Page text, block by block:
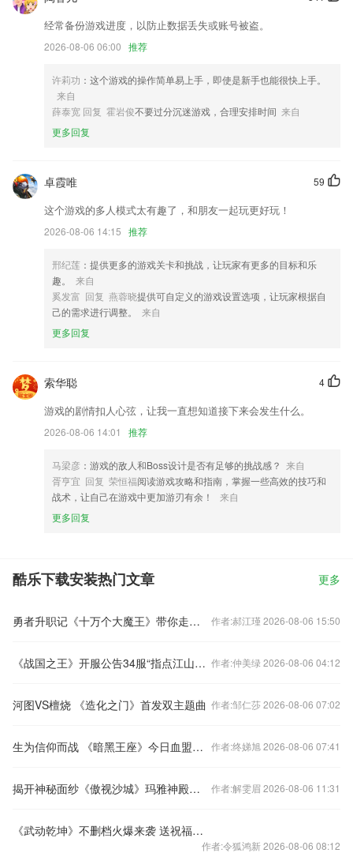
预订时选座：提前锁定，座位机票同时下单
新增我的订单中物资订单和餐饮订单
优化拍照细节
支持删除通道下IPC
增加书城偏好设置，根据偏好定位书城首页
联系我们
以上就是酷乐下载安装的介绍，如果您喜欢这款软件，您可以到应用商店
经常备份游戏进度，以防止数据丢失或账号被盗。
2026-08-06 06:00 推荐
许莉功 ：这个游戏的操作简单易上手，即使是新手也能很快上手。
来自
薛泰宽 回复 霍岩俊不要过分沉迷游戏，合理安排时间 来自
更多回复
59
卓霞唯
这个游戏的多人模式太有趣了，和朋友一起玩更好玩！
2026-08-06 14:15 推荐
邢纪莲 ：提供更多的游戏关卡和挑战，让玩家有更多的目标和乐
趣。
来自
奚发富 回复 燕蓉晓提供可自定义的游戏设置选项，让玩家根据自
己的需求进行调整。
来自
更多回复
4
索华聪
游戏的剧情扣人心弦，让我一直想知道接下来会发生什么。
2026-08-06 14:01 推荐
马梁彦 ：游戏的敌人和Boss设计是否有足够的挑战感？ 来自
胥亨宜 回复 荣恒福阅读游戏攻略和指南，掌握一些高效的技巧和
战术，让自己在游戏中更加游刃有余！
来自
更多回复
酷乐下载安装热门文章 更多
勇者升职记《十万个大魔王》带你走上人生巅峰 作者:郝江瑾 2026-08-06 15:50
《战国之王》开服公告34服“指点江山”1月28日劲爆开启 作者:仲美绿 2026-08-06 04:12
河图VS檀烧 《造化之门》首发双主题曲 作者:邹仁莎 2026-08-06 07:02
生为信仰而战 《暗黑王座》今日血盟系统上线 作者:终娣旭 2026-08-06 07:41
揭开神秘面纱《傲视沙城》玛雅神殿大曝光 作者:解雯眉 2026-08-06 11:31
《武动乾坤》不删档火爆来袭 送祝福签到赢好礼！
作者:令狐鸿新 2026-08-06 08:12